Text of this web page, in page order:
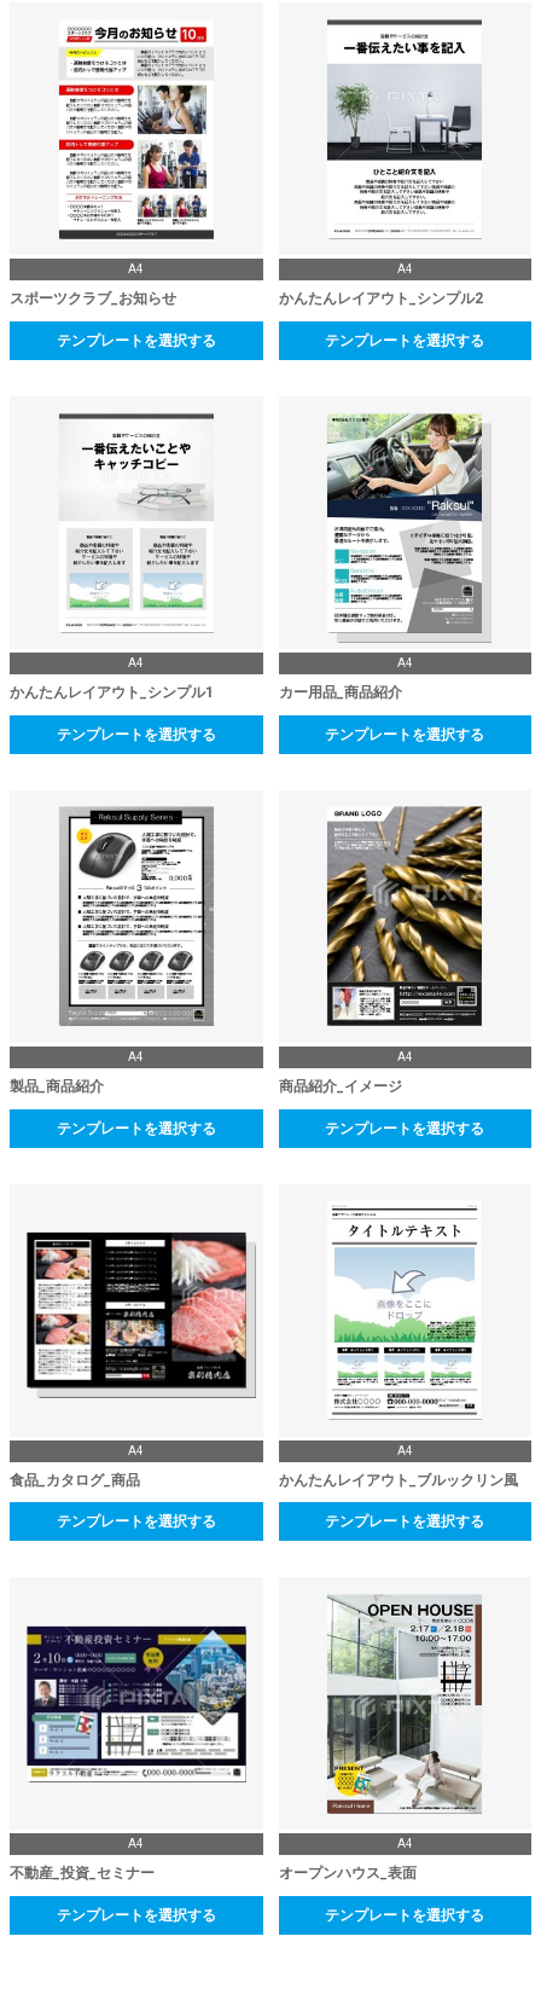
A4
スポーツクラブ_お知らせ
テンプレートを選択する
A4
かんたんレイアウト_シンプル2
テンプレートを選択する
A4
かんたんレイアウト_シンプル1
テンプレートを選択する
A4
カー用品_商品紹介
テンプレートを選択する
A4
製品_商品紹介
テンプレートを選択する
A4
商品紹介_イメージ
テンプレートを選択する
A4
食品_カタログ_商品
テンプレートを選択する
A4
かんたんレイアウト_ブルックリン風
テンプレートを選択する
A4
不動産_投資_セミナー
テンプレートを選択する
A4
オープンハウス_表面
テンプレートを選択する